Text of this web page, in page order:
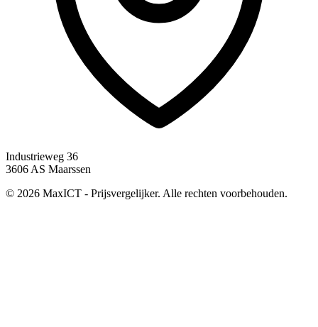
Industrieweg 36
3606 AS Maarssen
© 2026 MaxICT - Prijsvergelijker. Alle rechten voorbehouden.